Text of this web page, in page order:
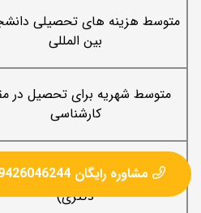
متوسط هزینه های تحصیلی
بین المللی
متوسط شهریه برای تحصیل در
کارشناسی
متوسط شهریه برای تحصیل در
تحصیلات تکمیلی (کارشناسی
دکتری)
مشاوره رایگان 09426046244